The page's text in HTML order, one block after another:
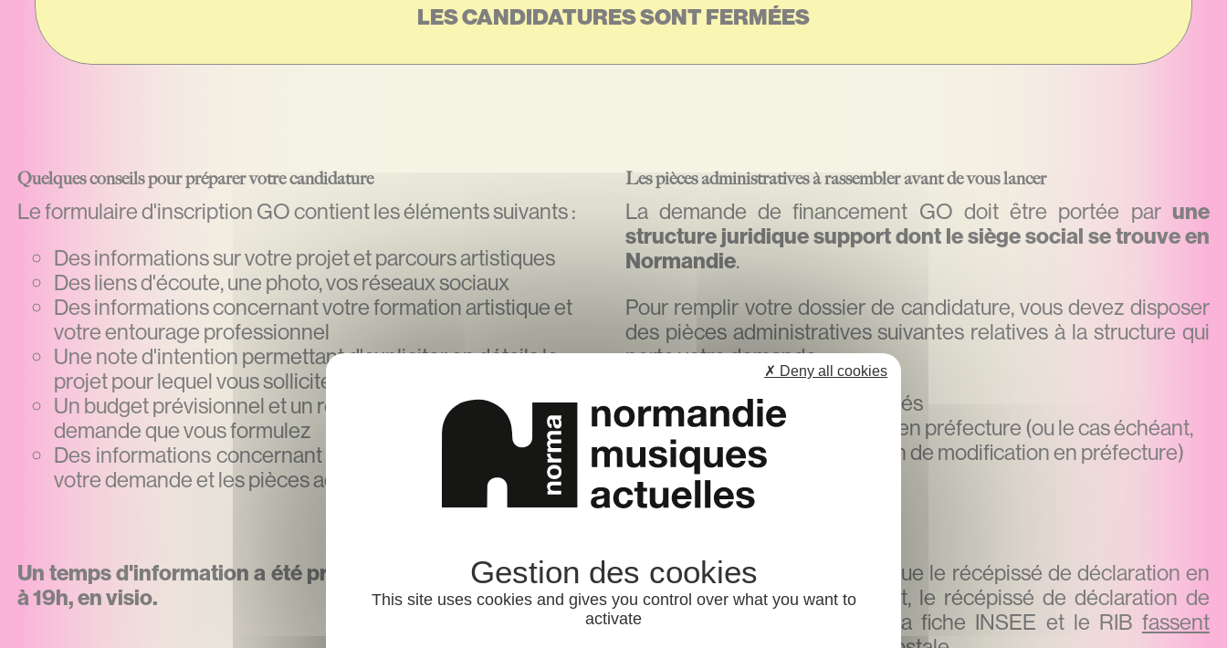
LES CANDIDATURES SONT FERMÉES
Quelques conseils pour préparer votre candidature
Le formulaire d'inscription GO contient les éléments suivants :
Des informations sur votre projet et parcours artistiques
Des liens d'écoute, une photo, vos réseaux sociaux
Des informations concernant votre formation artistique et
votre entourage professionnel
Une note d'intention permettant d'expliciter en détails le
projet pour lequel vous solliciter une aide au projet GO
Un budget prévisionnel et un rétroplanning en lien avec la
demande que vous formulez
Des informations concernant la structure juridique qui porte
votre demande et les pièces administratives associées.
Un temps d'information a été proposé le lundi 15 juin de 16h
à 19h, en visio.
Les pièces administratives à rassembler avant de vous lancer
La demande de financement GO doit être portée par une
structure juridique support dont le siège social se trouve en
Normandie.
Pour remplir votre dossier de candidature, vous devez disposer
des pièces administratives suivantes relatives à la structure qui
porte votre demande :
Statuts à jour, datés et signés
Récépissé de déclaration en préfecture (ou le cas échéant,
le récépissé de déclaration de modification en préfecture)
Fiche INSEE
Composition du bureau
Attention !Il est nécessaire que le récépissé de déclaration en
préfecture (ou le cas échéant, le récépissé de déclaration de
modification en préfecture), la fiche INSEE et le RIB fassent
This site uses cookies and gives you control over what you want to
activate
✗ Deny all cookies